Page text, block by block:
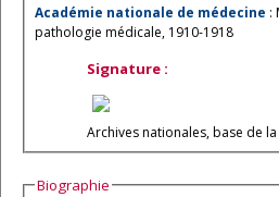
Académie nationale de médecine :
pathologie médicale, 1910-1918
Signature :
Archives nationales, base de
Biographie